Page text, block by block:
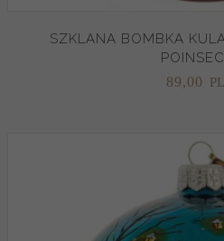
SZKLANA BOMBKA
89,00